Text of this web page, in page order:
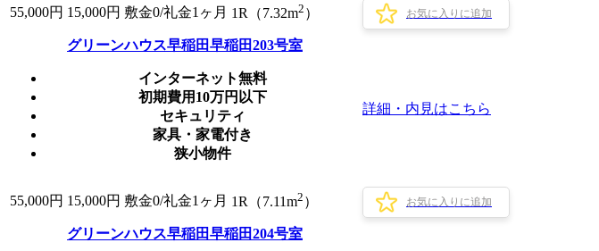
55,000円 15,000円 敷金0/礼金1ヶ月 1R（7.32m2 ） お気に入りに追加
グリーンハウス早稲田早稲田203号室
インターネット無料
初期費用10万円以下
セキュリティ
家具・家電付き
狭小物件
詳細・内見はこちら
55,000円 15,000円 敷金0/礼金1ヶ月 1R（7.11m2 ） お気に入りに追加
グリーンハウス早稲田早稲田204号室